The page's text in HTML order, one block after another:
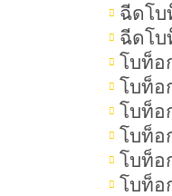
ฉีดโบ
ฉีดโบ
โบท็อ
โบท็อ
โบท็อ
โบท็อ
โบท็อ
โบท็อ
บทความนี้จะม
เจนเข้าไปในร่
ประสิทธิภาพ แ
วิธีเติมคอลลาเ